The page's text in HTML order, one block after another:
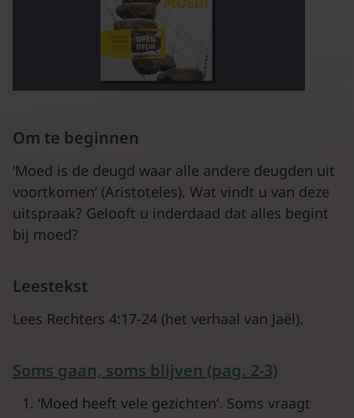
Om te beginnen
‘Moed is de deugd waar alle andere deugden uit
voortkomen’ (Aristoteles). Wat vindt u van deze
uitspraak? Gelooft u inderdaad dat alles begint
bij moed?
Leestekst
Lees Rechters 4:17-24 (het verhaal van Jaël).
Soms gaan, soms blijven (pag. 2-3)
‘Moed heeft vele gezichten’. Soms vraagt